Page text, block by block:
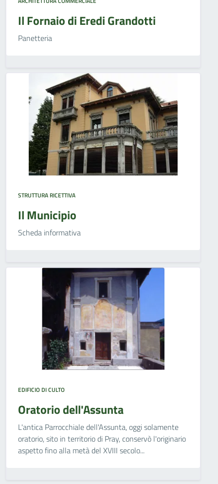
Il Fornaio di Eredi Grandotti
Panetteria
STRUTTURA RICETTIVA
Il Municipio
Scheda informativa
EDIFICIO DI CULTO
Oratorio dell'Assunta
L'antica Parrocchiale dell'Assunta, oggi solamente
oratorio, sito in territorio di Pray, conservò l'originario
aspetto fino alla metà del XVIII secolo...